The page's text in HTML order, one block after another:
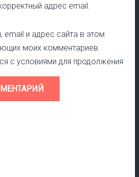
адрес email.
email и адрес сайта в этом
моих комментариев.
с условиями для продолжения